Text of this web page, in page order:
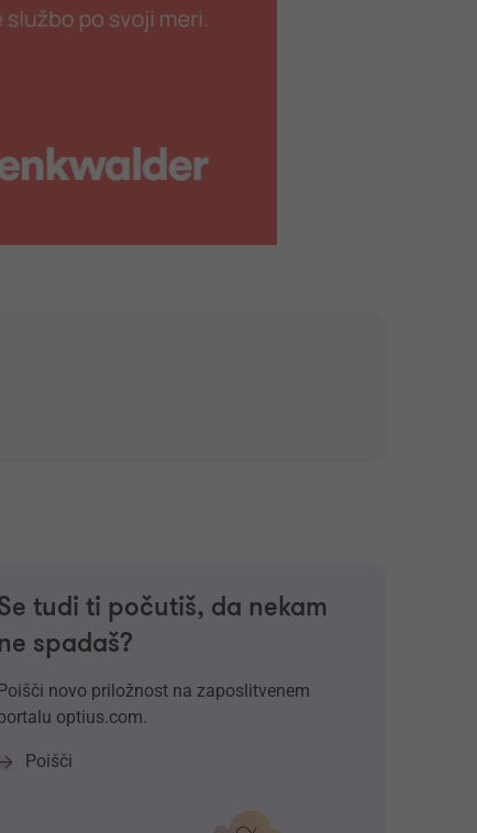
tudi ti počutiš, da nekam
ne spadaš?
novo priložnost na zaposlitvenem
optius.com.
Poišči